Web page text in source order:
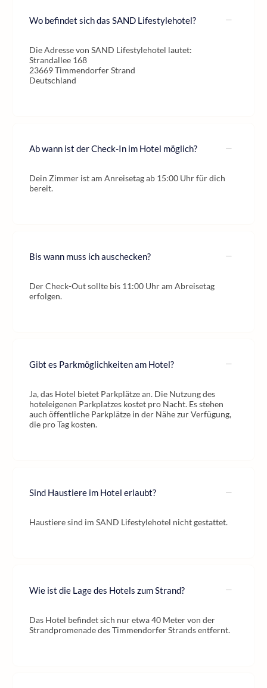
Wo befindet sich das SAND Lifestylehotel?
Die Adresse von SAND Lifestylehotel lautet:
Strandallee 168
23669 Timmendorfer Strand
Deutschland
Ab wann ist der Check-In im Hotel möglich?
Dein Zimmer ist am Anreisetag ab 15:00 Uhr für dich
bereit.
Bis wann muss ich auschecken?
Der Check-Out sollte bis 11:00 Uhr am Abreisetag
erfolgen.
Gibt es Parkmöglichkeiten am Hotel?
Ja, das Hotel bietet Parkplätze an. Die Nutzung des
hoteleigenen Parkplatzes kostet pro Nacht. Es stehen
auch öffentliche Parkplätze in der Nähe zur Verfügung,
die pro Tag kosten.
Sind Haustiere im Hotel erlaubt?
Haustiere sind im SAND Lifestylehotel nicht gestattet.
Wie ist die Lage des Hotels zum Strand?
Das Hotel befindet sich nur etwa 40 Meter von der
Strandpromenade des Timmendorfer Strands entfernt.